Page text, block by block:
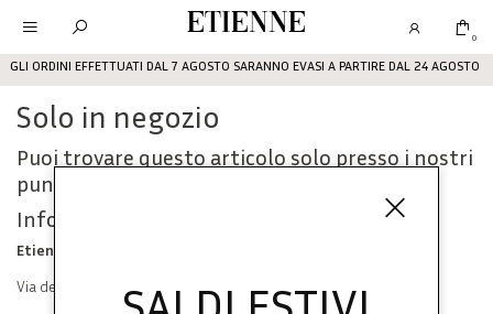
GLI ORDINI EFFETTUATI DAL 7 AGOSTO SARANNO EVASI A PARTIRE DAL 24 AGOSTO
Etienne 0
Solo in negozio
Puoi trovare questo articolo solo presso i nostri
punti vendita:
Info contatti
Etienne srl
Via dei Mille, 47 80121 Napoli